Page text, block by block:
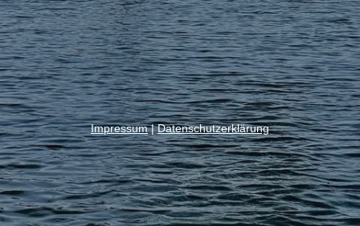
Impressum|Datenschutzerklärung